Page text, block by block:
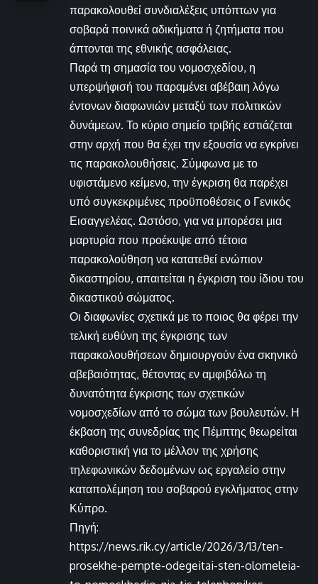
παρακολουθεί συνδιαλέξεις υπόπτων για
σοβαρά ποινικά αδικήματα ή ζητήματα που
άπτονται της εθνικής ασφάλειας.
Παρά τη σημασία του νομοσχεδίου, η
υπερψήφισή του παραμένει αβέβαιη λόγω
έντονων διαφωνιών μεταξύ των πολιτικών
δυνάμεων. Το κύριο σημείο τριβής εστιάζεται
στην αρχή που θα έχει την εξουσία να εγκρίνει
τις παρακολουθήσεις. Σύμφωνα με το
υφιστάμενο κείμενο, την έγκριση θα παρέχει
υπό συγκεκριμένες προϋποθέσεις ο Γενικός
Εισαγγελέας. Ωστόσο, για να μπορέσει μια
μαρτυρία που προέκυψε από τέτοια
παρακολούθηση να κατατεθεί ενώπιον
δικαστηρίου, απαιτείται η έγκριση του ίδιου του
δικαστικού σώματος.
Οι διαφωνίες σχετικά με το ποιος θα φέρει την
τελική ευθύνη της έγκρισης των
παρακολουθήσεων δημιουργούν ένα σκηνικό
αβεβαιότητας, θέτοντας εν αμφιβόλω τη
δυνατότητα έγκρισης των σχετικών
νομοσχεδίων από το σώμα των βουλευτών. Η
έκβαση της συνεδρίας της Πέμπτης θεωρείται
καθοριστική για το μέλλον της χρήσης
τηλεφωνικών δεδομένων ως εργαλείο στην
καταπολέμηση του σοβαρού εγκλήματος στην
Κύπρο.
Πηγή:
https://news.rik.cy/article/2026/3/13/ten-
prosekhe-pempte-odegeitai-sten-olomeleia-